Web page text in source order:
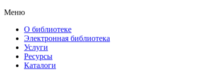
Меню
О библиотеке
Электронная библиотека
Услуги
Ресурсы
Каталоги